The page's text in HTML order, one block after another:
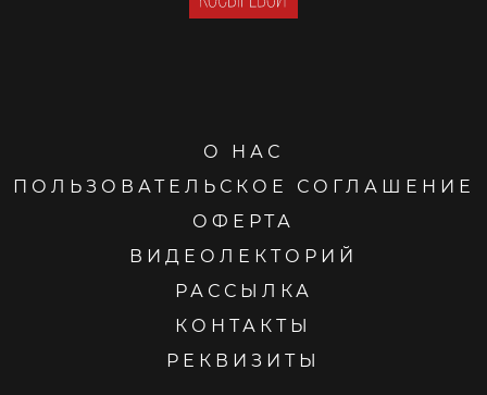
О НАС
ПОЛЬЗОВАТЕЛЬСКОЕ СОГЛАШЕНИЕ
ОФЕРТА
ВИДЕОЛЕКТОРИЙ
РАССЫЛКА
КОНТАКТЫ
РЕКВИЗИТЫ